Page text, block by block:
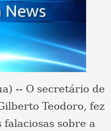
-- O secretário de
Teodoro, fez
sobre a